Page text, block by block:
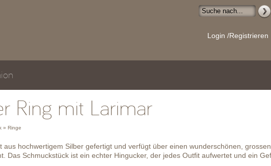
Login /Registrieren
Ring mit Larimar
» Ringe
aus hochwertigem Silber gefertigt und verfügt über einen wunderschönen,
Das Schmuckstück ist ein echter Hingucker, der jedes Outfit aufwertet und ein